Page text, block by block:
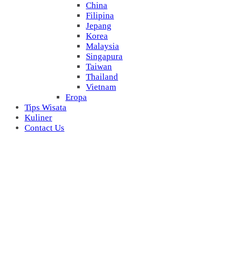
China
Filipina
Jepang
Korea
Malaysia
Singapura
Taiwan
Thailand
Vietnam
Eropa
Tips Wisata
Kuliner
Contact Us